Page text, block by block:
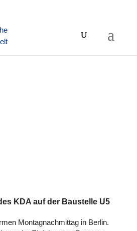
KDA auf der Baustelle U5
Mon­tag­nach­mit­tag in Berlin.